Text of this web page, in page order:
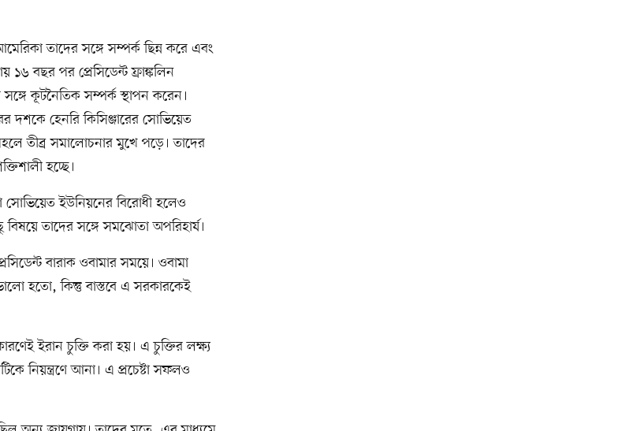
তাদের সঙ্গে সম্পর্ক ছিন্ন করে এবং
১৬ বছর পর প্রেসিডেন্ট ফ্রাঙ্কলিন
কূটনৈতিক সম্পর্ক স্থাপন করেন।
দশকে হেনরি কিসিঞ্জারের সোভিয়েত
তীব্র সমালোচনার মুখে পড়ে। তাদের
হচ্ছে।
সোভিয়েত ইউনিয়নের বিরোধী হলেও
বিষয়ে তাদের সঙ্গে সমঝোতা অপরিহার্য।
বারাক ওবামার সময়ে। ওবামা
হতো, কিন্তু বাস্তবে এ সরকারকেই
ইরান চুক্তি করা হয়। এ চুক্তির লক্ষ্য
নিয়ন্ত্রণে আনা। এ প্রচেষ্টা সফলও